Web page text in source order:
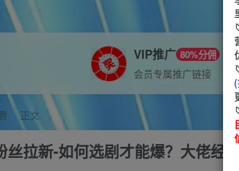
VIP推广 80%分佣
会员专属推广链接
正文
丝拉新-如何选剧才能爆？大佬经验